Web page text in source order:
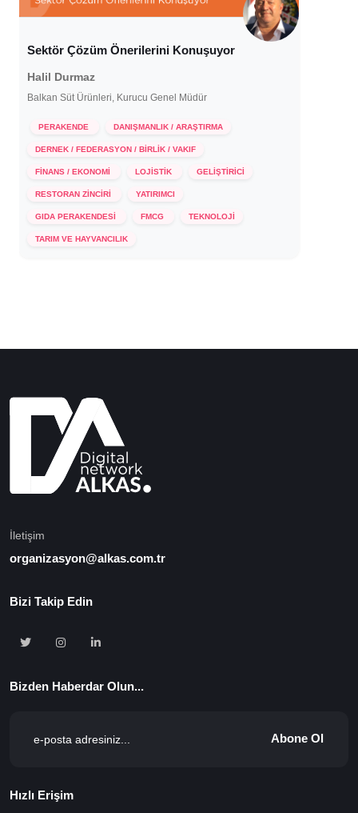
Sektör Çözüm Önerilerini Konuşuyor
Halil Durmaz
Balkan Süt Ürünleri, Kurucu Genel Müdür
PERAKENDE DANIŞMANLIK / ARAŞTIRMA
DERNEK / FEDERASYON / BİRLİK / VAKIF
FİNANS / EKONOMİ LOJİSTİK GELİŞTİRİCİ
RESTORAN ZİNCİRİ YATIRIMCI
GIDA PERAKENDESİ FMCG TEKNOLOJİ
TARIM VE HAYVANCILIK
İletişim
organizasyon@alkas.com.tr
Bizi Takip Edin
Bizden Haberdar Olun...
Abone Ol
Hızlı Erişim